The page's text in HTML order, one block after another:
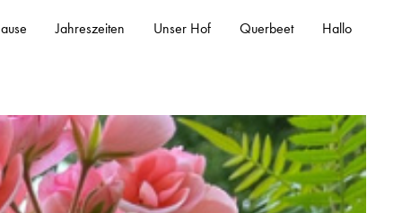
Jahreszeiten Unser Hof Querbeet Hallo